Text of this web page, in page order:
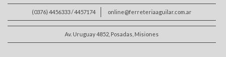
(0376) 4456333 / 4457174 online@ferreteriaaguilar.com.ar
Av. Uruguay 4852, Posadas, Misiones